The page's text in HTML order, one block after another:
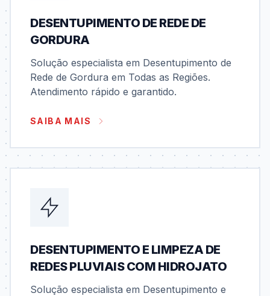
DESENTUPIMENTO DE REDE DE
GORDURA
Solução especialista em Desentupimento de
Rede de Gordura em Todas as Regiões.
Atendimento rápido e garantido.
SAIBA MAIS
DESENTUPIMENTO E LIMPEZA DE
REDES PLUVIAIS COM HIDROJATO
Solução especialista em Desentupimento e